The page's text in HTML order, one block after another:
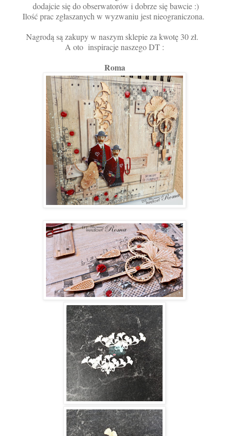
dodajcie się do obserwatorów i dobrze się bawcie :)
Ilość prac zgłaszanych w wyzwaniu jest nieograniczona.
Nagrodą są zakupy w naszym sklepie za kwotę 30 zł.
A oto inspiracje naszego DT :
Roma